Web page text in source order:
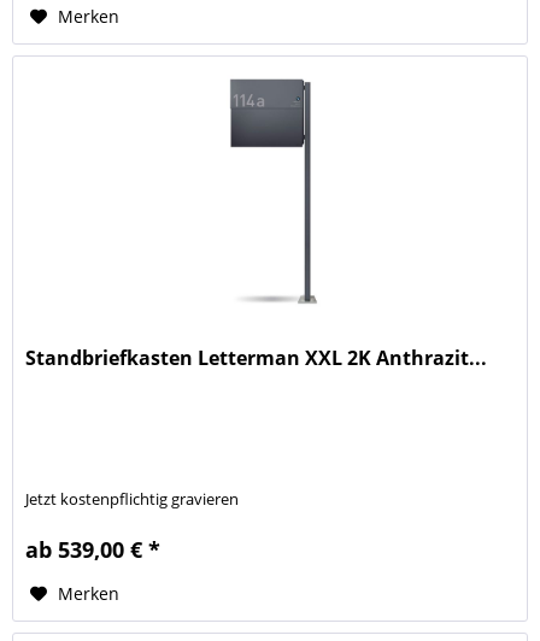
Merken
Standbriefkasten Letterman XXL 2K Anthrazit...
Jetzt kostenpflichtig gravieren
ab 539,00 € *
Merken